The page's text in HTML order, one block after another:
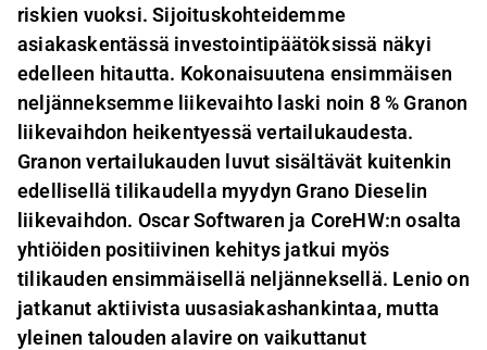
riskien vuoksi. Sijoituskohteidemme
asiakaskentässä investointipäätöksissä näkyi
edelleen hitautta. Kokonaisuutena ensimmäisen
neljänneksemme liikevaihto laski noin 8 % Granon
liikevaihdon heikentyessä vertailukaudesta.
Granon vertailukauden luvut sisältävät kuitenkin
edellisellä tilikaudella myydyn Grano Dieselin
liikevaihdon. Oscar Softwaren ja CoreHW:n osalta
yhtiöiden positiivinen kehitys jatkui myös
tilikauden ensimmäisellä neljänneksellä. Lenio on
jatkanut aktiivista uusasiakashankintaa, mutta
yleinen talouden alavire on vaikuttanut